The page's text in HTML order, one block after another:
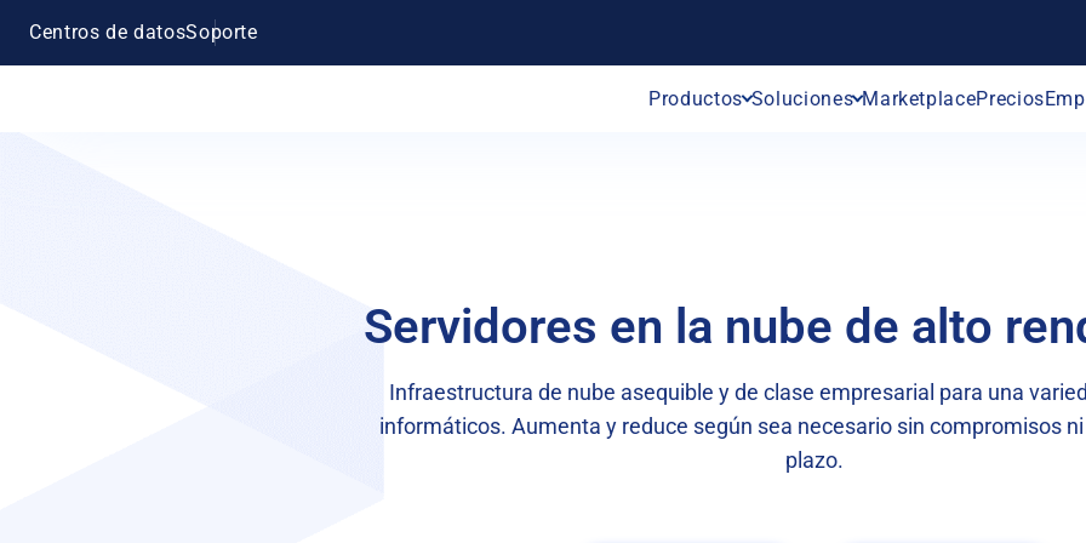
Centros de datosSoporte
Productos Soluciones MarketplacePrecios
Servidores en la nube de alto
Infraestructura de nube asequible y de clase empresarial para una
informáticos. Aumenta y reduce según sea necesario sin compromisos
plazo.